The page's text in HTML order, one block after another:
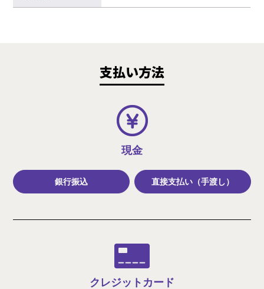
支払い方法
現金
銀行振込 直接支払い（手渡し）
クレジット カード